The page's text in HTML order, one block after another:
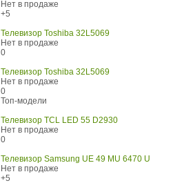
Нет в продаже
+5
Телевизор Toshiba 32L5069
Нет в продаже
0
Телевизор Toshiba 32L5069
Нет в продаже
0
Топ-модели
Телевизор TCL LED 55 D2930
Нет в продаже
0
Телевизор Samsung UE 49 MU 6470 U
Нет в продаже
+5